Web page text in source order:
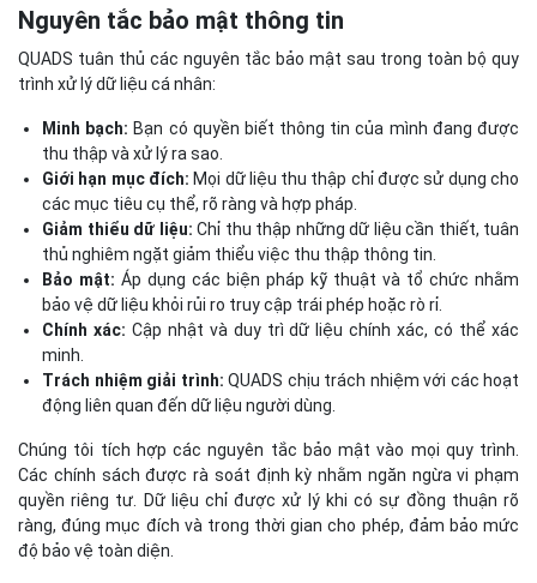
Nguyên tắc bảo mật thông tin
QUADS tuân thủ các nguyên tắc bảo mật sau trong toàn bộ quy
trình xử lý dữ liệu cá nhân:
Minh bạch: Bạn có quyền biết thông tin của mình đang được
thu thập và xử lý ra sao.
Giới hạn mục đích: Mọi dữ liệu thu thập chỉ được sử dụng cho
các mục tiêu cụ thể, rõ ràng và hợp pháp.
Giảm thiểu dữ liệu: Chỉ thu thập những dữ liệu cần thiết, tuân
thủ nghiêm ngặt giảm thiểu việc thu thập thông tin.
Bảo mật: Áp dụng các biện pháp kỹ thuật và tổ chức nhằm
bảo vệ dữ liệu khỏi rủi ro truy cập trái phép hoặc rò rỉ.
Chính xác: Cập nhật và duy trì dữ liệu chính xác, có thể xác
minh.
Trách nhiệm giải trình: QUADS chịu trách nhiệm với các hoạt
động liên quan đến dữ liệu người dùng.
Chúng tôi tích hợp các nguyên tắc bảo mật vào mọi quy trình.
Các chính sách được rà soát định kỳ nhằm ngăn ngừa vi phạm
quyền riêng tư. Dữ liệu chỉ được xử lý khi có sự đồng thuận rõ
ràng, đúng mục đích và trong thời gian cho phép, đảm bảo mức
độ bảo vệ toàn diện.